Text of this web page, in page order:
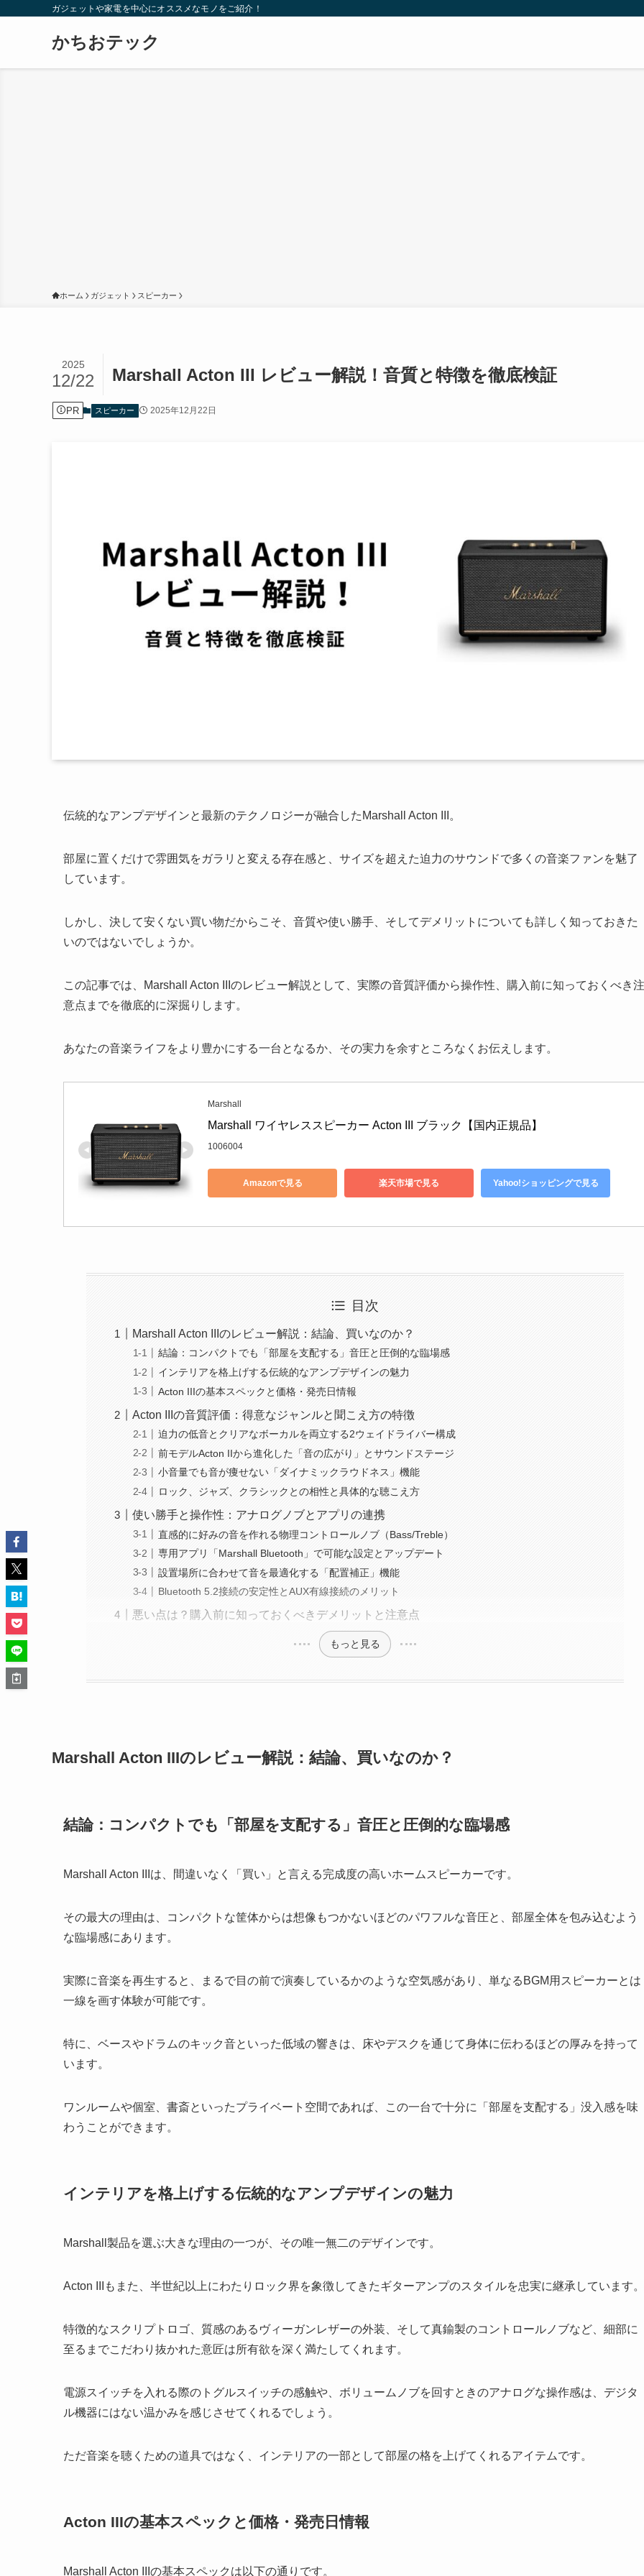
ガジェットや家電を中心にオススメなモノをご紹介！
かちおテック
ホーム ガジェット スピーカー
Marshall Acton III レビュー解説！音質と特徴を徹底検証
2025
12/22
PR スピーカー 2025年12月22日
伝統的なアンプデザインと最新のテクノロジーが融合したMarshall Acton III。
部屋に置くだけで雰囲気をガラリと変える存在感と、サイズを超えた迫力のサウンドで多くの音楽ファンを魅了
しています。
しかし、決して安くない買い物だからこそ、音質や使い勝手、そしてデメリットについても詳しく知っておきた
いのではないでしょうか。
この記事では、Marshall Acton IIIのレビュー解説として、実際の音質評価から操作性、購入前に知っておくべき注
意点までを徹底的に深掘りします。
あなたの音楽ライフをより豊かにする一台となるか、その実力を余すところなくお伝えします。
Marshall
Marshall ワイヤレススピーカー Acton III ブラック【国内正規品】
1006004
Amazonで見る 楽天市場で見る Yahoo!ショッピングで見る
目次
Marshall Acton IIIのレビュー解説：結論、買いなのか？
結論：コンパクトでも「部屋を支配する」音圧と圧倒的な臨場感
インテリアを格上げする伝統的なアンプデザインの魅力
Acton IIIの基本スペックと価格・発売日情報
Acton IIIの音質評価：得意なジャンルと聞こえ方の特徴
迫力の低音とクリアなボーカルを両立する2ウェイドライバー構成
前モデルActon IIから進化した「音の広がり」とサウンドステージ
小音量でも音が痩せない「ダイナミックラウドネス」機能
ロック、ジャズ、クラシックとの相性と具体的な聴こえ方
使い勝手と操作性：アナログノブとアプリの連携
直感的に好みの音を作れる物理コントロールノブ（Bass/Treble）
専用アプリ「Marshall Bluetooth」で可能な設定とアップデート
設置場所に合わせて音を最適化する「配置補正」機能
Bluetooth 5.2接続の安定性とAUX有線接続のメリット
悪い点は？購入前に知っておくべきデメリットと注意点
もっと見る
Marshall Acton IIIのレビュー解説：結論、買いなのか？
結論：コンパクトでも「部屋を支配する」音圧と圧倒的な臨場感
Marshall Acton IIIは、間違いなく「買い」と言える完成度の高いホームスピーカーです。
その最大の理由は、コンパクトな筐体からは想像もつかないほどのパワフルな音圧と、部屋全体を包み込むよう
な臨場感にあります。
実際に音楽を再生すると、まるで目の前で演奏しているかのような空気感があり、単なるBGM用スピーカーとは
一線を画す体験が可能です。
特に、ベースやドラムのキック音といった低域の響きは、床やデスクを通じて身体に伝わるほどの厚みを持って
います。
ワンルームや個室、書斎といったプライベート空間であれば、この一台で十分に「部屋を支配する」没入感を味
わうことができます。
インテリアを格上げする伝統的なアンプデザインの魅力
Marshall製品を選ぶ大きな理由の一つが、その唯一無二のデザインです。
Acton IIIもまた、半世紀以上にわたりロック界を象徴してきたギターアンプのスタイルを忠実に継承しています。
特徴的なスクリプトロゴ、質感のあるヴィーガンレザーの外装、そして真鍮製のコントロールノブなど、細部に
至るまでこだわり抜かれた意匠は所有欲を深く満たしてくれます。
電源スイッチを入れる際のトグルスイッチの感触や、ボリュームノブを回すときのアナログな操作感は、デジタ
ル機器にはない温かみを感じさせてくれるでしょう。
ただ音楽を聴くための道具ではなく、インテリアの一部として部屋の格を上げてくれるアイテムです。
Acton IIIの基本スペックと価格・発売日情報
Marshall Acton IIIの基本スペックは以下の通りです。